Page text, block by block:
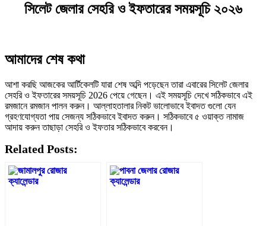
সিলেট জেলার সেহরি ও ইফতারের সময়সূচি ২০২৬
আমাদের শেষ কথা
আশা করছি আজকের আর্টিকেলটি যারা শেষ অব্দি পড়েছেন তারা এবারের সিলেট জেলার
সেহরি ও ইফতারের সময়সূচি 2026 পেয়ে গেছেন। এই সময়সূচি দেখে সঠিকভাবে এই
রমজানে রমজান পালন করুন। আল্লাহতালার নিকট ভালোভাবে ইবাদত গুলো যেন
গ্রহণযোগ্যতা পায় সেজন্য সঠিকভাবে ইবাদত করুন। সঠিকভাবে ৫ ওয়াক্ত নামাজ
আদায় করুন তাছাড়া সেহরি ও ইফতার সঠিকভাবে করবেন।
Related Posts: